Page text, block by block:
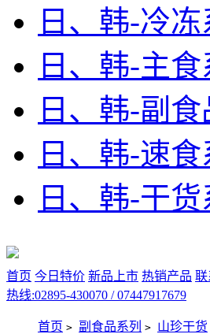
日、韩-冷冻
日、韩-主食
日、韩-副食
日、韩-速食
日、韩-干货
首页 今日特价 新品上市 热销产品 联
热线:02895-430070 / 07447917679
首页 > 副食品系列 > 山珍干货